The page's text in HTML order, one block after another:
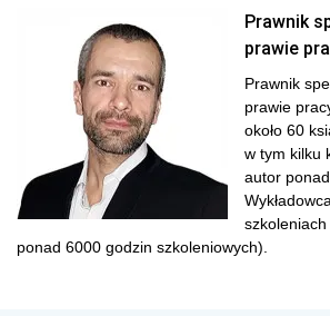
Prawnik
prawie
Prawnik
prawie
około 60
w tym kilku
autor ponad
ponad 6000 godzin szkoleniowych).